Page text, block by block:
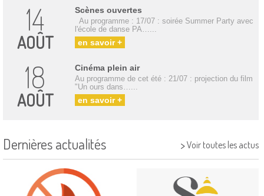
14
AOÛT
Scènes ouvertes
Au programme : 17/07 : soirée Summer Party avec
l'école de danse PA…...
en savoir +
18
AOÛT
Cinéma plein air
Au programme de cet été : 21/07 : projection du film
"Un ours dans…...
en savoir +
Dernières actualités >Voir toutes les actus